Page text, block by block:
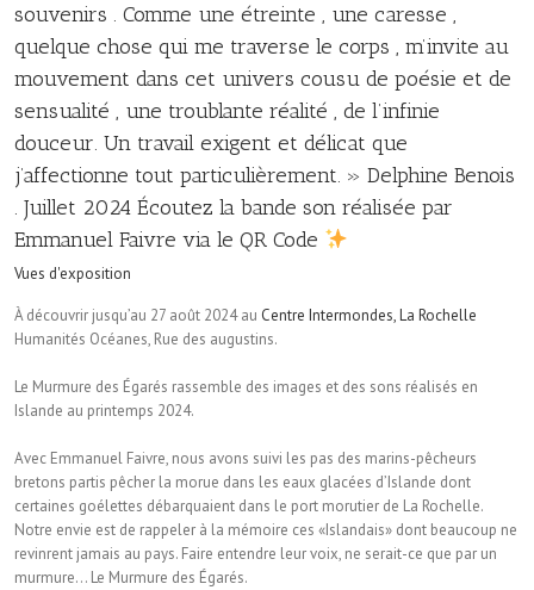
souvenirs . Comme une étreinte , une caresse ,
quelque chose qui me traverse le corps , m’invite au
mouvement dans cet univers cousu de poésie et de
sensualité , une troublante réalité , de l’infinie
douceur. Un travail exigent et délicat que
j’affectionne tout particulièrement. » Delphine Benois
. Juillet 2024 Écoutez la bande son réalisée par
Emmanuel Faivre via le QR Code
Vues d'exposition
À découvrir jusqu’au 27 août 2024 au Centre Intermondes, La Rochelle
Humanités Océanes, Rue des augustins.
Le Murmure des Égarés rassemble des images et des sons réalisés en
Islande au printemps 2024.
Avec Emmanuel Faivre, nous avons suivi les pas des marins-pêcheurs
bretons partis pêcher la morue dans les eaux glacées d’Islande dont
certaines goélettes débarquaient dans le port morutier de La Rochelle.
Notre envie est de rappeler à la mémoire ces «Islandais» dont beaucoup ne
revinrent jamais au pays. Faire entendre leur voix, ne serait-ce que par un
murmure… Le Murmure des Égarés.